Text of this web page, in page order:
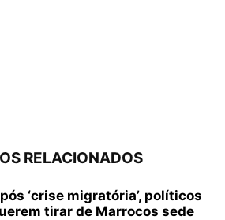
RELACIONADOS
‘crise migratória’, políticos
tirar de Marrocos sede